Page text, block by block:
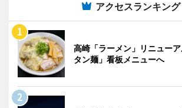
アクセスランキング
高崎「ラーメン」リニュー
タン麺」看板メニューへ